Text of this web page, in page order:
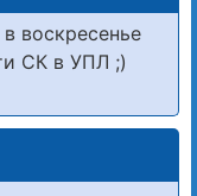
воскресенье
СК в УПЛ ;)